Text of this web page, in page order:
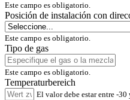
Este campo es obligatorio.
Posición de instalación con
Este campo es obligatorio.
Tipo de gas
Este campo es obligatorio.
Temperaturbereich
El valor debe estar entre -